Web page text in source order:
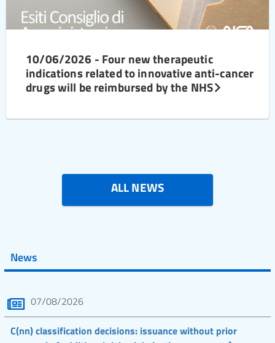
10/06/2026 - Four new therapeutic
indications related to innovative anti-cancer
drugs will be reimbursed by the NHS
ALL NEWS
News
07/08/2026
C(nn) classification decisions: issuance without prior